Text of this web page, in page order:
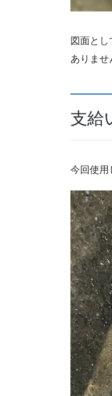
図面と
ありませ
支給
今回使用